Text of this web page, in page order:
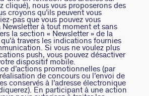
cliqué), nous vous proposerons des
croyons qu’ils peuvent vous
pas que vous pouvez vous
Newsletter à tout moment et sans
la section « Newsletter » de la
travers les indications fournies
Si vous ne voulez plus
push, vous pouvez désactiver
dispositif mobile.
d’actions promotionnelles (par
de concours ou l’envoi de
conservés à l’adresse électronique
En participant à une action